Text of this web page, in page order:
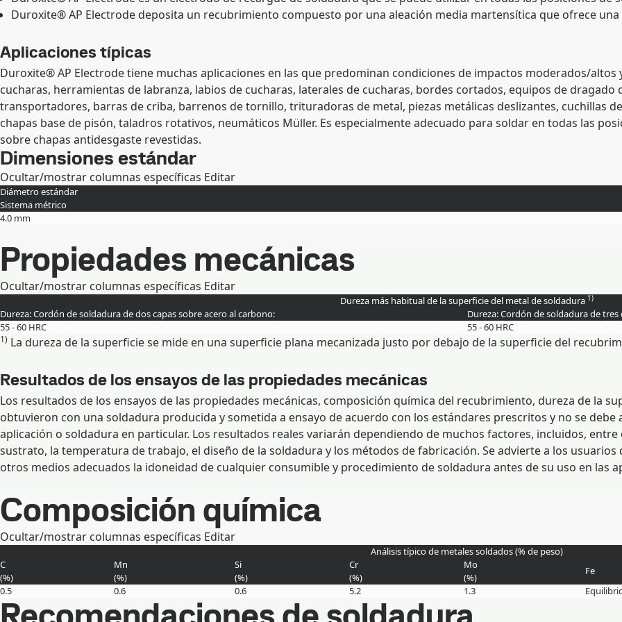
Duroxite® AP Electrode deposita un recubrimiento compuesto por una aleación media martensítica que ofrece
Aplicaciones típicas
Duroxite® AP Electrode tiene muchas aplicaciones en las que predominan condiciones de impactos moderados/
cucharas, herramientas de labranza, labios de cucharas, laterales de cucharas, bordes cortados, equipos de
transportadores, barras de criba, barrenos de tornillo, trituradoras de metal, piezas metálicas deslizantes, cuchillas
chapas base de pisón, taladros rotativos, neumáticos Müller. Es especialmente adecuado para soldar en todas las
sobre chapas antidesgaste revestidas.
Dimensiones estándar
Ocultar/mostrar columnas específicas Editar
Diámetro estándar
Sistema métrico
4.0 mm
Propiedades mecánicas
Ocultar/mostrar columnas específicas Editar
Dureza más habitual de la superficie del metal de soldadura 1)
Dureza: Cordón de soldadura de dos capas sobre acero al carbono:
Dureza: Cordón de soldadura de
55 - 60 HRC
55 - 60 HRC
1) La dureza de la superficie se mide en una superficie plana mecanizada justo por debajo de la superficie del
Resultados de los ensayos de las propiedades mecánicas
Los resultados de los ensayos de las propiedades mecánicas, composición química del recubrimiento, dureza de la
obtuvieron con una soldadura producida y sometida a ensayo de acuerdo con los estándares prescritos y no se
aplicación o soldadura en particular. Los resultados reales variarán dependiendo de muchos factores, incluidos,
sustrato, la temperatura de trabajo, el diseño de la soldadura y los métodos de fabricación. Se advierte a los
otros medios adecuados la idoneidad de cualquier consumible y procedimiento de soldadura antes de su uso en las
Composición química
Ocultar/mostrar columnas específicas Editar
Análisis típico de metales soldados (% de peso)
C
(%)
Mn
(%)
Si
(%)
Cr
(%)
Mo
(%)
Fe
0.5
0.6 0.6 5.2 1.3